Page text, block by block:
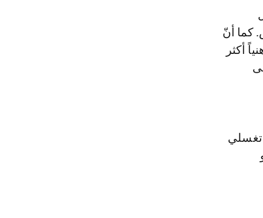
كما أنّ
أكثر
تغسلي